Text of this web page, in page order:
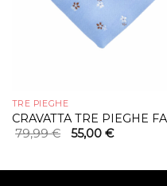
TRE PIEGHE
CRAVATTA TRE PIEGHE
79,99€ Il
prezzo
55,00 €Il